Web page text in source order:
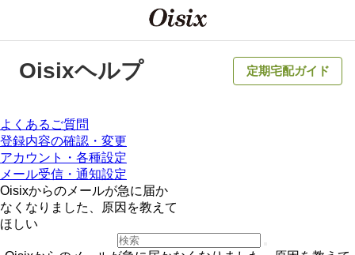
Oisixヘルプ 定期宅配ガイド
よくあるご質問
登録内容の確認・変更
アカウント・各種設定
メール受信・通知設定
Oisixからのメールが急に届か
なくなりました、原因を教えて
ほしい